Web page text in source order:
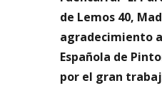
de Lemos 40,
agradecimiento
Española de
por el gran